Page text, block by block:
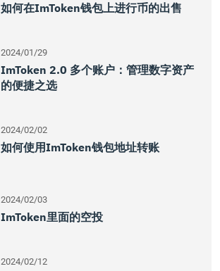
如何在imToken钱包上进行币的出售
2024/01/29
ImToken 2.0 多个账户：管理数字资产
的便捷之选
2024/02/02
如何使用imToken钱包地址转账
2024/02/03
ImToken里面的空投
2024/02/12